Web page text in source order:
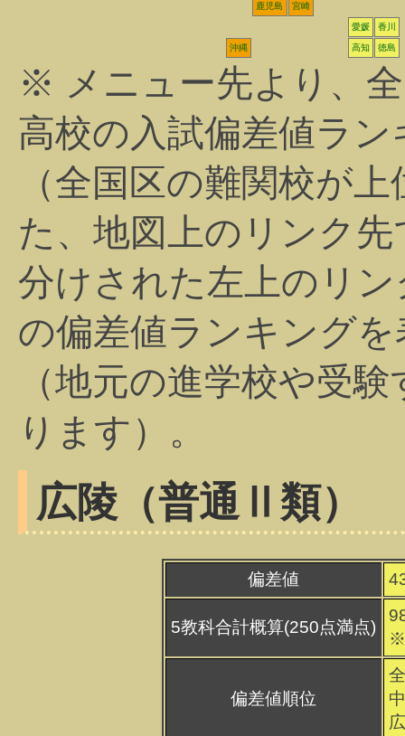
鹿児島 宮崎
愛媛 香川
沖縄 高知 徳島
※ メニュー先より、
高校の入試偏差値ラ
（全国区の難関校が
た、地図上のリンク
分けされた左上のリ
の偏差値ランキング
（地元の進学校や受
ります）。
広陵（普通Ⅱ類）
偏差値
5教科合計概算(250点満点)
※
偏差値順位